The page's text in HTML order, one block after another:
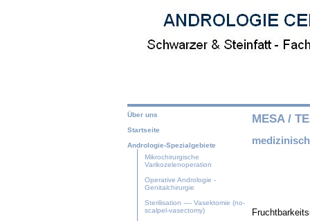
Über uns
Startseite
Andrologie-Spezialgebiete
Mikrochirurgische
Varikozelenoperation
Operative Andrologie -
Genitalchirurgie
Sterilisation ---- Vasektomie (no-
scalpel-vasectomy)
MESA /